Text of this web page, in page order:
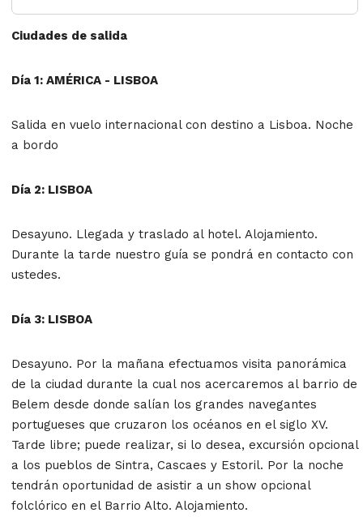
Ciudades de salida
Día 1: AMÉRICA - LISBOA
Salida en vuelo internacional con destino a Lisboa. Noche
a bordo
Día 2: LISBOA
Desayuno. Llegada y traslado al hotel. Alojamiento.
Durante la tarde nuestro guía se pondrá en contacto con
ustedes.
Día 3: LISBOA
Desayuno. Por la mañana efectuamos visita panorámica
de la ciudad durante la cual nos acercaremos al barrio de
Belem desde donde salían los grandes navegantes
portugueses que cruzaron los océanos en el siglo XV.
Tarde libre; puede realizar, si lo desea, excursión opcional
a los pueblos de Sintra, Cascaes y Estoril. Por la noche
tendrán oportunidad de asistir a un show opcional
folclórico en el Barrio Alto. Alojamiento.